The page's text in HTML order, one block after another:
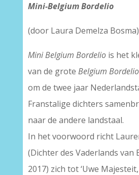
Mini-Belgium Bordelio
(door Laura Demelza Bosma)
Mini Belgium Bordeliois het
van de grote Belgium Bordelio
om de twee jaar
Franstalige dichters
naar de andere landstaal.
In het voorwoord richt
(Dichter des Vaderlands van
2017) zich tot ‘Uwe